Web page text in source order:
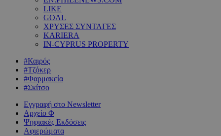
LIKE
GOAL
ΧΡΥΣΕΣ ΣΥΝΤΑΓΕΣ
KARIERA
IN-CYPRUS PROPERTY
#Καιρός
#Τζόκερ
#Φαρμακεία
#Σκίτσο
Εγγραφή στο Newsletter
Αρχείο Φ
Ψηφιακές Εκδόσεις
Αφιερώματα